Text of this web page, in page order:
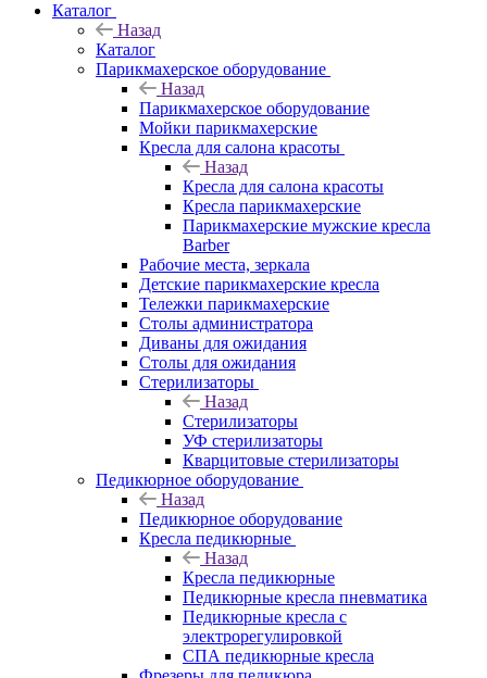
Каталог
Назад
Каталог
Парикмахерское оборудование
Назад
Парикмахерское оборудование
Мойки парикмахерские
Кресла для салона красоты
Назад
Кресла для салона красоты
Кресла парикмахерские
Парикмахерские мужские кресла
Barber
Рабочие места, зеркала
Детские парикмахерские кресла
Тележки парикмахерские
Столы администратора
Диваны для ожидания
Столы для ожидания
Стерилизаторы
Назад
Стерилизаторы
УФ стерилизаторы
Кварцитовые стерилизаторы
Педикюрное оборудование
Назад
Педикюрное оборудование
Кресла педикюрные
Назад
Кресла педикюрные
Педикюрные кресла пневматика
Педикюрные кресла с
электрорегулировкой
СПА педикюрные кресла